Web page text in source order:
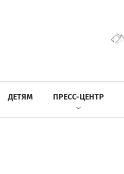
ДЕТЯМ ПРЕСС-ЦЕНТР